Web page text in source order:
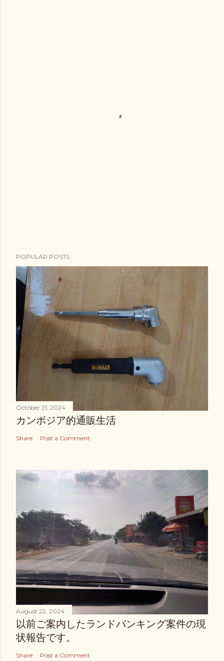
POPULAR POSTS
October 21, 2024
カンボジア的通販生活
Share Post a Comment
August 22, 2024
以前ご案内したランドバンキング案件の現
状報告です。
Share Post a Comment